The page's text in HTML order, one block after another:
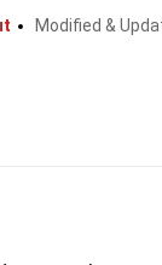
Modified &